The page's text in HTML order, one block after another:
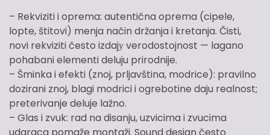
– Rekviziti i oprema: autentična oprema (cipele,
lopte, štitovi) menja način držanja i kretanja. Čisti,
novi rekviziti često izdajу verodostojnost — lagano
pohabani elementi deluju prirodnije.
– Šminka i efekti (znoj, prljavština, modrice): pravilno
dozirani znoj, blagi modrici i ogrebotine daju realnost;
preterivanje deluje lažno.
– Glas i zvuk: rad na disanju, uzvicima i zvucima